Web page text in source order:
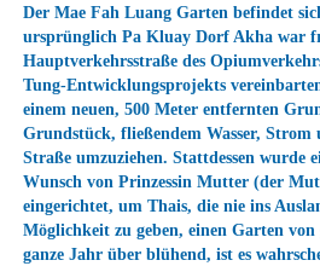
Der Mae Fah Luang Gartenbefindet
ursprünglich Pa Kluay Dorf Akha war
Hauptverkehrsstraße des
Tung-Entwicklungsprojekts
einem neuen, 500 Meter entfernten
Grundstück, fließendem Wasser, Strom
Straße umzuziehen. Stattdessen wurde
Wunsch von Prinzessin Mutter (der
eingerichtet, um Thais, die nie ins
Möglichkeit zu geben, einen Garten von
ganze Jahr über blühend, ist es